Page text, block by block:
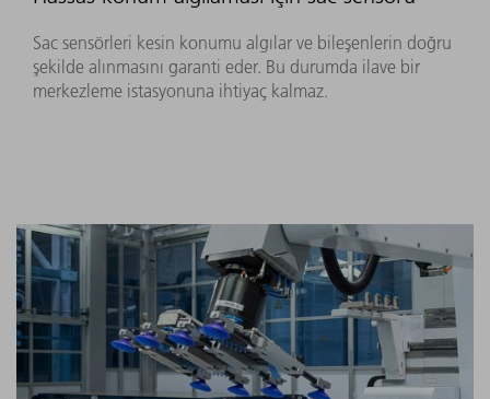
Sac sensörleri kesin konumu algılar ve bileşenlerin doğru
şekilde alınmasını garanti eder. Bu durumda ilave bir
merkezleme istasyonuna ihtiyaç kalmaz.